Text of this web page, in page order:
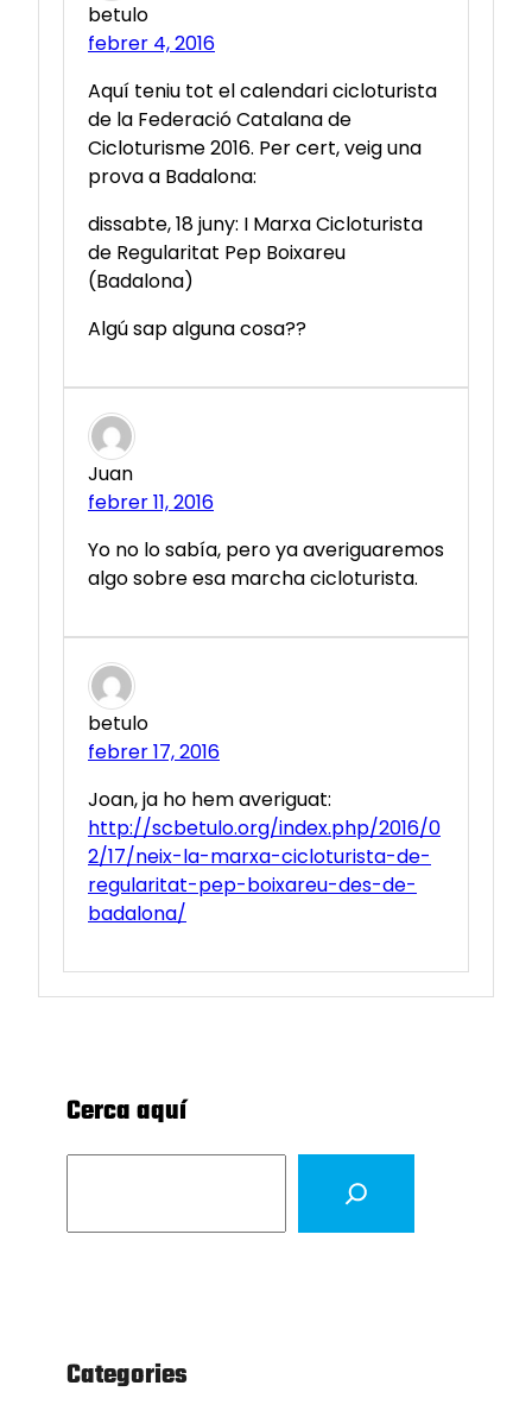
betulo
febrer 4, 2016
Aquí teniu tot el calendari cicloturista
de la Federació Catalana de
Cicloturisme 2016. Per cert, veig una
prova a Badalona:
dissabte, 18 juny: I Marxa Cicloturista
de Regularitat Pep Boixareu
(Badalona)
Algú sap alguna cosa??
Juan
febrer 11, 2016
Yo no lo sabía, pero ya averiguaremos
algo sobre esa marcha cicloturista.
betulo
febrer 17, 2016
Joan, ja ho hem averiguat:
http://scbetulo.org/index.php/2016/0
2/17/neix-la-marxa-cicloturista-de-
regularitat-pep-boixareu-des-de-
badalona/
Cerca aquí
Categories